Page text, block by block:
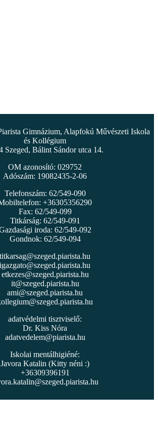
Gimnázium, Alapfokú Művészeti Iskola
és Kollégium
Szeged, Bálint Sándor utca 14.
OM azonosító: 029752
Adószám: 19082435-2-06
Telefonszám: 62/549-090
+36305356290
Fax: 62/549-099
Titkárság: 62/549-091
iroda: 62/549-092
Gondnok: 62/549-094
titkarsag@szeged.piarista.hu
igazgato@szeged.piarista.hu
etkezes@szeged.piarista.hu
it@szeged.piarista.hu
ami@szeged.piarista.hu
adatvédelmi tisztviselő:
Dr. Kiss Nóra
adatvedelem@piarista.hu
Iskolai mentálhigiéné:
Javora Katalin (Kitty néni :)
+36309396191